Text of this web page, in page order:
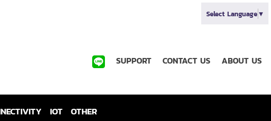
Select Language▼
SUPPORT CONTACT US ABOUT US
IOT OTHER